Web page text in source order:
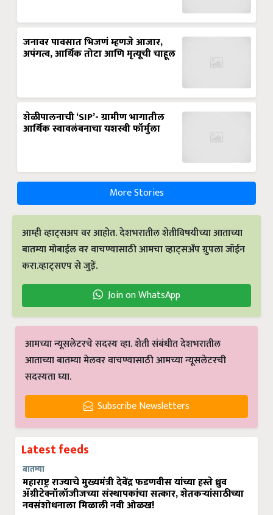
जनावर पावसात भिजणं म्हणजे आजार,
अपंगत्व, आर्थिक तोटा आणि मृत्यूची चाहूल
शेळीपालनाची ‘SIP’- ग्रामीण भागातील
आर्थिक स्वावलंबनाचा यशस्वी फॉर्मुला
More Stories
आम्ही व्हाट्सअप वर आहोत. देशभरातील शेतीविषयीच्या आताच्या
बातम्या मोबाईल वर वाचण्यासाठी आमचा व्हाट्सअँप ग्रुपला जॉईन
करा.व्हाट्सएप से जुड़ें.
Join on WhatsApp
आमच्या न्यूसलेटरचे सदस्य व्हा. शेती संबंधीत देशभरातील
आताच्या बातम्या मेलवर वाचण्यासाठी आमच्या न्यूसलेटरची
सदस्यता घ्या.
Subscribe Newsletters
Latest feeds
बातम्या
महाराष्ट्र राज्याचे मुख्यमंत्री देवेंद्र फडणवीस यांच्या हस्ते ध्रुव
ॲग्रीटेक्नॉलॉजीजच्या संस्थापकांचा सत्कार, शेतकऱ्यांसाठीच्या
नवसंशोधनाला मिळाली नवी ओळख!